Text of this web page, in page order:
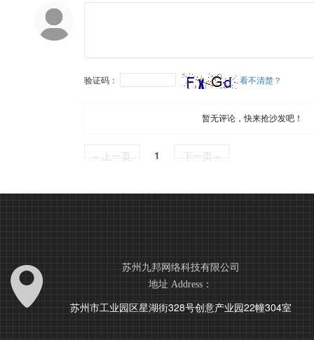
验证码： 看不清楚？
暂无评论，快来抢沙发吧！
« 上一页 1 下一页 »
苏州九邦网络科技有限公司
地址 Address：
苏州市工业园区星湖街328号创意产业园22幢304室